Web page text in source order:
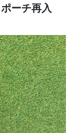
ーチ再入
レクトメール）
きます